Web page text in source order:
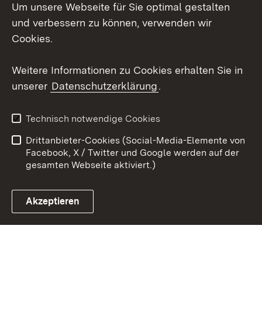
Social Wall
Youtube
Link zum Landesportal
Kontakt
Datenschutz
Barrierefreiheit
Impressum Cookies
Um unsere Webseite für Sie optimal gestalten
und verbessern zu können, verwenden wir
Cookies.
Weitere Informationen zu Cookies erhalten Sie in
unserer Datenschutzerklärung.
Technisch notwendige Cookies
Drittanbieter-Cookies (Social-Media-Elemente von
Facebook, X / Twitter und Google werden auf der
gesamten Webseite aktiviert.)
Akzeptieren